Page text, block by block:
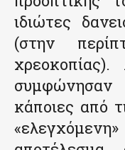
ιδιώτες
(στην
κάποιες από